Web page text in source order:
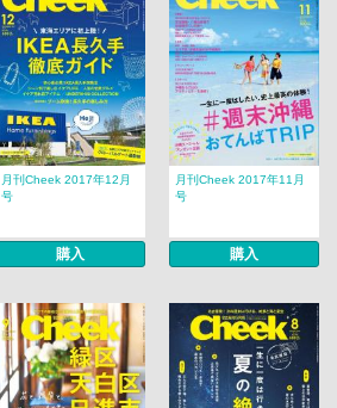
月刊Cheek 2017年12月
号
購入
月刊Cheek 2017年11月
号
購入